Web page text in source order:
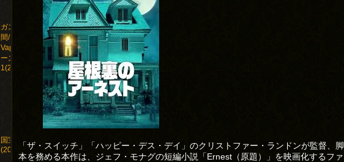
ガス人
間/Human
Vapor シ
ーズン
1(2026)
国宝
(2025) 「ザ・スイッチ」「ハッピー・デス・デイ」のクリストファー・ランドンが監督、脚
本を務める本作は、ジェフ・モナグの短編小説「Ernest（原題）」を映画化するファ